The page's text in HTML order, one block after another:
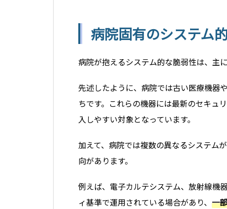
病院固有のシステム
病院が抱えるシステム的な脆弱性は、主
先述したように、病院では古い医療機器
ちです。これらの機器には最新のセキュ
入しやすい対象となっています。
加えて、病院では複数の異なるシステム
向があります。
例えば、電子カルテシステム、放射線機
ィ基準で運用されている場合があり、 一